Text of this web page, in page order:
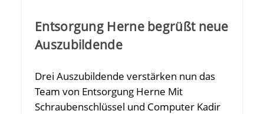
Entsorgung Herne begrüßt neue
Auszubildende
Drei Auszubildende verstärken nun das
Team von Entsorgung Herne Mit
Schraubenschlüssel und Computer Kadir